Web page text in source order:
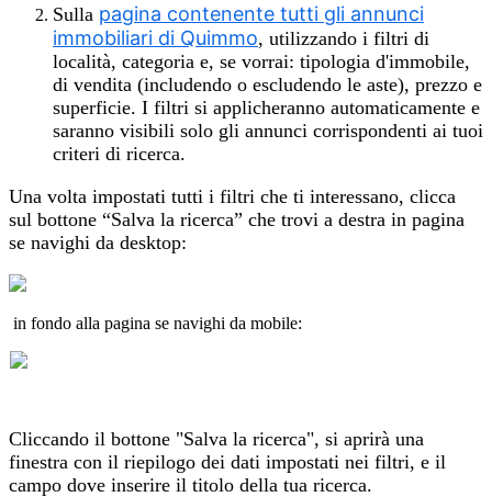
Sulla pagina contenente tutti gli annunci
immobiliari di Quimmo, utilizzando i filtri di
località, categoria e, se vorrai: tipologia d'immobile,
di vendita (includendo o escludendo le aste), prezzo e
superficie. I filtri si applicheranno automaticamente e
saranno visibili solo gli annunci corrispondenti ai tuoi
criteri di ricerca.
Una volta impostati tutti i filtri che ti interessano, clicca
sul bottone “Salva la ricerca” che trovi a destra in pagina
se navighi da desktop:
in fondo alla pagina se navighi da mobile:
Cliccando il bottone "Salva la ricerca", si aprirà una
finestra con il riepilogo dei dati impostati nei filtri, e il
campo dove inserire il titolo della tua ricerca.